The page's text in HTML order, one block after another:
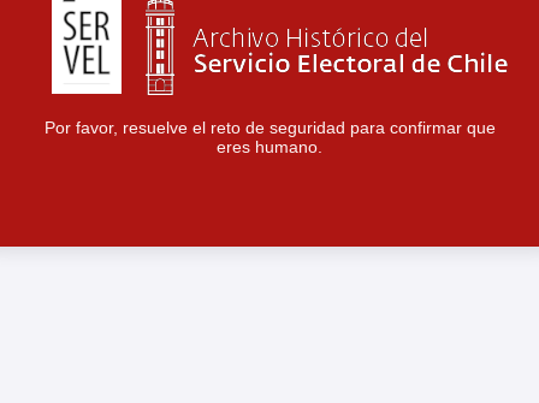
Por favor, resuelve el reto de seguridad para confirmar que
eres humano.